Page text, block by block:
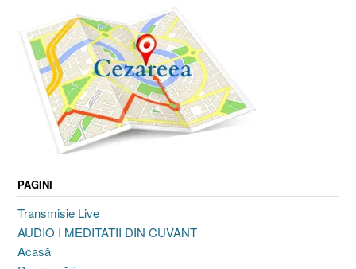
PAGINI
Transmisie Live
AUDIO I MEDITATII DIN CUVANT
Acasă